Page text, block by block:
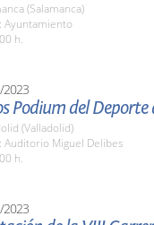
(Salamanca)
Ayuntamiento
h.
2023
Podium del Deporte
(Valladolid)
Auditorio Miguel Delibes
h.
2023